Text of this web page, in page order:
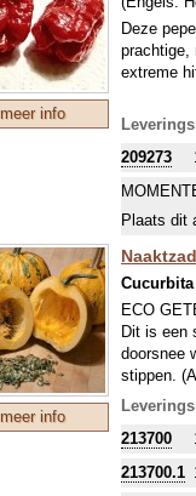
meer info
Deze
prachtige,
extreme
209273
Plaats dit
meer info
ECO
Dit is een
doorsnee
stippen.
de naam
worden
persen
213700
213700.1